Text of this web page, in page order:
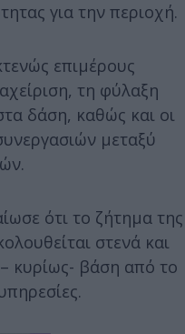
για την περιοχή.
επιμέρους
τη φύλαξη
δάση, καθώς και οι
μεταξύ
ότι το ζήτημα της
στενά και
– κυρίως- βάση από το